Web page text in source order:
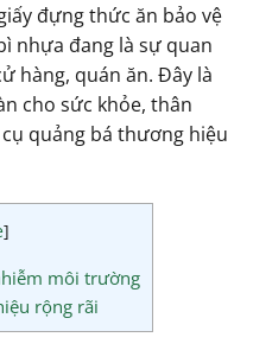
đựng thức ăn bảo vệ
nhựa đang là sự quan
hàng, quán ăn. Đây là
cho sức khỏe, thân
quảng bá thương hiệu
]
môi trường
rộng rãi